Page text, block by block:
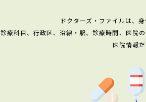
ドクターズ・ファイルは、
診療科目、行政区、沿線・駅、診療時間、医院
医院情報